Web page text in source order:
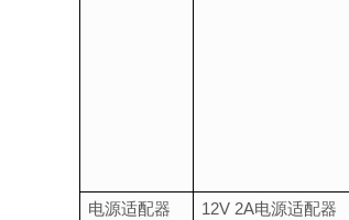
电源适配器
12V 2A电源适配器